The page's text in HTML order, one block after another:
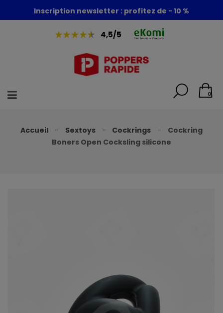
Foire aux poppers : - 30% + 1 poppers offert
Inscription newsletter : profitez de - 10 %
4,5/5
0
Accueil Sextoys Cockrings
Cockring
Boners Open Cocksling silicone